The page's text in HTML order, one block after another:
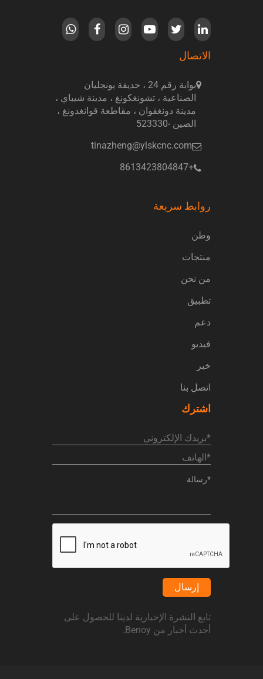
الاتصال
بوابة رقم 24 ، حديقة يونجليان
الصناعية ، تشونغكونغ ، مدينة شيباي ،
مدينة دونغقوان ، مقاطعة قوانغدونغ ،
الصين -523330
tinazheng@ylskcnc.com
+8613423804847
روابط سريعة
وطن
منتجات
من نحن
تطبيق
دعم
فيديو
خبر
اتصل بنا
اشترك
إرسال
تابع النشرة الإخبارية لدينا للحصول على
أحدث أخبار من Benoy.